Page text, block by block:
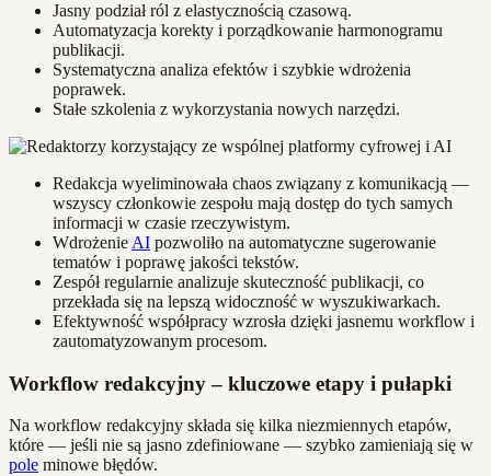
Jasny podział ról z elastycznością czasową.
Automatyzacja korekty i porządkowanie harmonogramu
publikacji.
Systematyczna analiza efektów i szybkie wdrożenia
poprawek.
Stałe szkolenia z wykorzystania nowych narzędzi.
Redakcja wyeliminowała chaos związany z komunikacją —
wszyscy członkowie zespołu mają dostęp do tych samych
informacji w czasie rzeczywistym.
Wdrożenie AI pozwoliło na automatyczne sugerowanie
tematów i poprawę jakości tekstów.
Zespół regularnie analizuje skuteczność publikacji, co
przekłada się na lepszą widoczność w wyszukiwarkach.
Efektywność współpracy wzrosła dzięki jasnemu workflow i
zautomatyzowanym procesom.
Workflow redakcyjny – kluczowe etapy i pułapki
Na workflow redakcyjny składa się kilka niezmiennych etapów,
które — jeśli nie są jasno zdefiniowane — szybko zamieniają się w
pole minowe błędów.